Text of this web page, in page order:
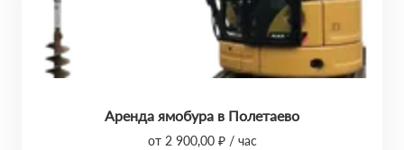
Аренда ямобура в Полетаево
от 2 900,00 ₽ / час